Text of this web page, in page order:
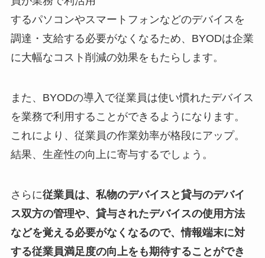
するパソコンやスマートフォンなどのデバイスを
調達・支給する必要がなくなるため、BYODは企業
に大幅なコスト削減の効果をもたらします。
また、BYODの導入で従業員は使い慣れたデバイス
を業務で利用することができるようになります。
これにより、従業員の作業効率が格段にアップ。
結果、生産性の向上に寄与するでしょう。
さらに従業員は、私物のデバイスと貸与のデバイ
ス双方の管理や、貸与されたデバイスの使用方法
などを覚える必要がなくなるので、情報端末に対
する従業員満足度の向上をも期待することができ